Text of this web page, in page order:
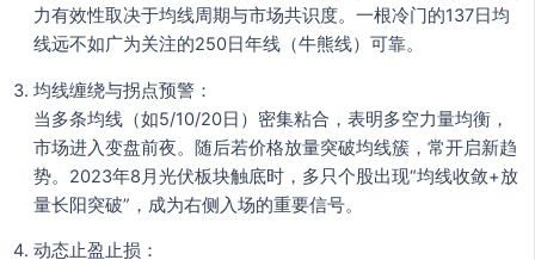
力有效性取决于均线周期与市场共识度。一根冷门的137日均
线远不如广为关注的250日年线（牛熊线）可靠。
均线缠绕与拐点预警：
当多条均线（如5/10/20日）密集粘合，表明多空力量均衡，
市场进入变盘前夜。随后若价格放量突破均线簇，常开启新趋
势。2023年8月光伏板块触底时，多只个股出现“均线收敛+放
量长阳突破”，成为右侧入场的重要信号。
动态止盈止损：